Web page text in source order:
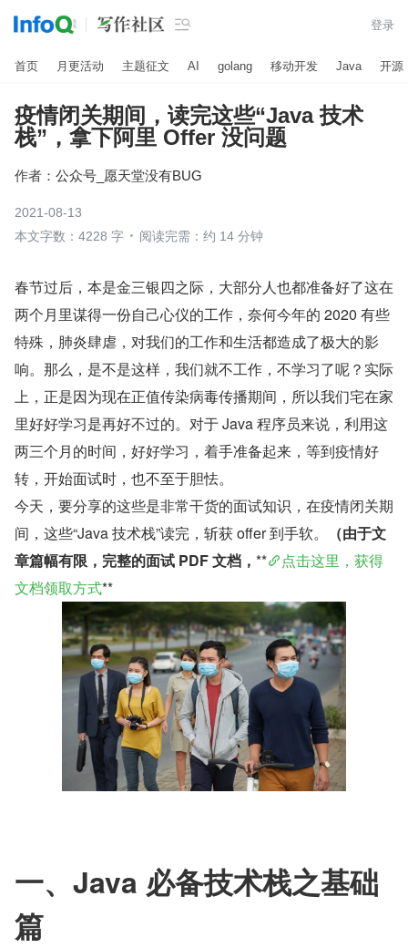
 登录
首页 月更活动 主题征文 AI golang 移动开发 Java 开源
疫情闭关期间，读完这些“Java 技术
栈”，拿下阿里 Offer 没问题
作者： 公众号_愿天堂没有BUG
2021-08-13
本文字数：4228 字
阅读完需：约 14 分钟
春节过后，本是金三银四之际，大部分人也都准备好了这在
两个月里谋得一份自己心仪的工作，奈何今年的 2020 有些
特殊，肺炎肆虐，对我们的工作和生活都造成了极大的影
响。那么，是不是这样，我们就不工作，不学习了呢？实际
上，正是因为现在正值传染病毒传播期间，所以我们宅在家
里好好学习是再好不过的。对于 Java 程序员来说，利用这
两三个月的时间，好好学习，着手准备起来，等到疫情好
转，开始面试时，也不至于胆怯。
今天，要分享的这些是非常干货的面试知识，在疫情闭关期
间，这些“Java 技术栈”读完，斩获 offer 到手软。
（由于文
章篇幅有限，完整的面试 PDF 文档， **
点击这里，获得
文档领取方式**
一、Java 必备技术栈之基础
篇